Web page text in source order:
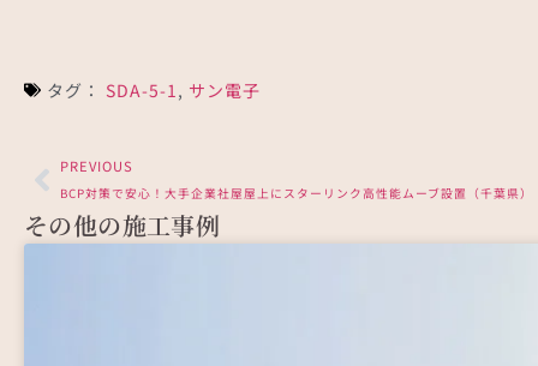
タグ： SDA-5-1 , サン電子
PREVIOUS
BCP対策で安心！大手企業社屋屋上にスターリンク高性能ムーブ設置（千葉県）
その他の施工事例